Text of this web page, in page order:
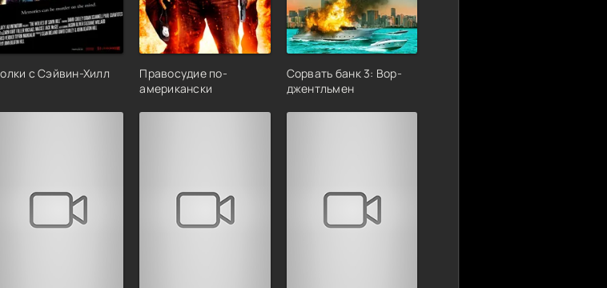
с Сэйвин-Хилл
Правосудие по-
американски
Сорвать банк 3: Вор-
джентльмен